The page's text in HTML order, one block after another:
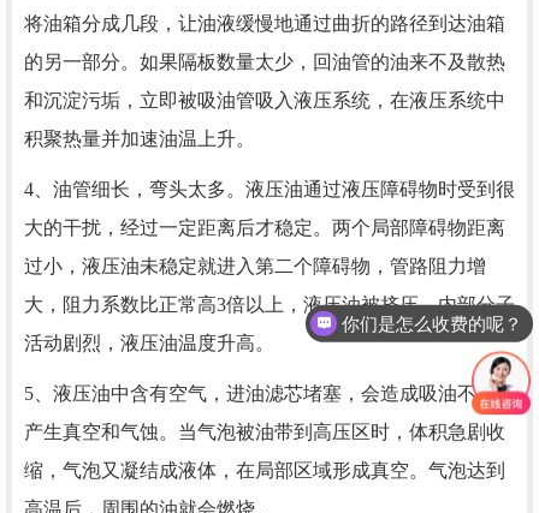
将油箱分成几段，让油液缓慢地通过曲折的路径到达油箱
的另一部分。如果隔板数量太少，回油管的油来不及散热
和沉淀污垢，立即被吸油管吸入液压系统，在液压系统中
积聚热量并加速油温上升。
4、油管细长，弯头太多。液压油通过液压障碍物时受到很
大的干扰，经过一定距离后才稳定。两个局部障碍物距离
过小，液压油未稳定就进入第二个障碍物，管路阻力增
大，阻力系数比正常高3倍以上，液压油被挤压，内部分子
活动剧烈，液压油温度升高。
5、液压油中含有空气，进油滤芯堵塞，会造成吸油不良，
产生真空和气蚀。当气泡被油带到高压区时，体积急剧收
缩，气泡又凝结成液体，在局部区域形成真空。气泡达到
高温后，周围的油就会燃烧。
你们是怎么收费的呢？